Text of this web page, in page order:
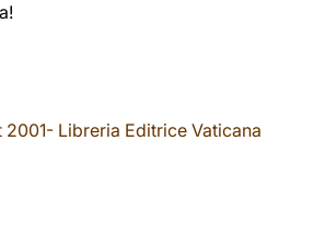
Libreria Editrice Vaticana